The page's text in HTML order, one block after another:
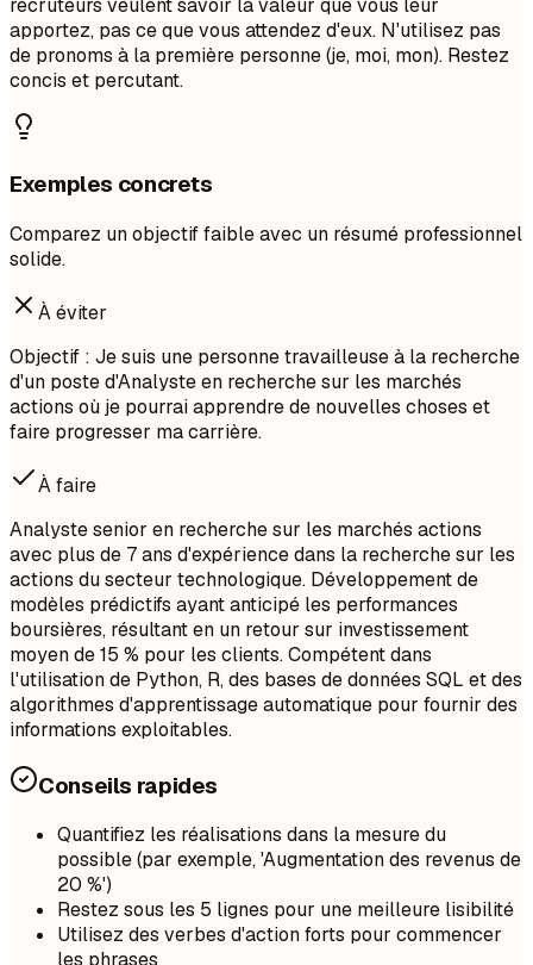
recruteurs veulent savoir la valeur que vous leur
apportez, pas ce que vous attendez d'eux. N'utilisez pas
de pronoms à la première personne (je, moi, mon). Restez
concis et percutant.
Exemples concrets
Comparez un objectif faible avec un résumé professionnel
solide.
À éviter
Objectif : Je suis une personne travailleuse à la recherche
d'un poste d'Analyste en recherche sur les marchés
actions où je pourrai apprendre de nouvelles choses et
faire progresser ma carrière.
À faire
Analyste senior en recherche sur les marchés actions
avec plus de 7 ans d'expérience dans la recherche sur les
actions du secteur technologique. Développement de
modèles prédictifs ayant anticipé les performances
boursières, résultant en un retour sur investissement
moyen de 15 % pour les clients. Compétent dans
l'utilisation de Python, R, des bases de données SQL et des
algorithmes d'apprentissage automatique pour fournir des
informations exploitables.
Conseils rapides
Quantifiez les réalisations dans la mesure du
possible (par exemple, 'Augmentation des revenus de
20 %')
Restez sous les 5 lignes pour une meilleure lisibilité
Utilisez des verbes d'action forts pour commencer
les phrases